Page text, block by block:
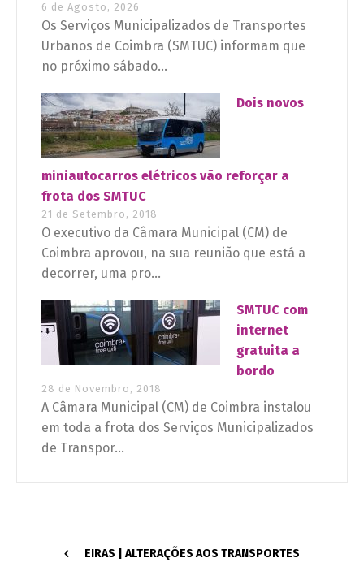
6 de Agosto, 2026
Os Serviços Municipalizados de Transportes
Urbanos de Coimbra (SMTUC) informam que
no próximo sábado...
Dois novos
miniautocarros elétricos vão reforçar a
frota dos SMTUC
21 de Setembro, 2018
O executivo da Câmara Municipal (CM) de
Coimbra aprovou, na sua reunião que está a
decorrer, uma pro...
SMTUC com
internet
gratuita a
bordo
28 de Novembro, 2018
A Câmara Municipal (CM) de Coimbra instalou
em toda a frota dos Serviços Municipalizados
de Transpor...
EIRAS | ALTERAÇÕES AOS TRANSPORTES